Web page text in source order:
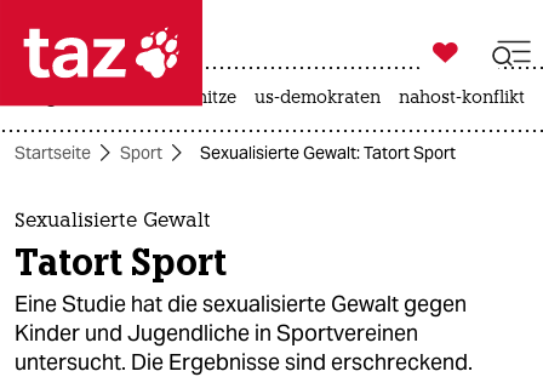
 taz zahl ich
taz zahl ich
themen
politik
öko

taz zahl ich
hitze us-demokraten nahost-konflikt
Startseite Sport Sexualisierte Gewalt: Tatort Sport
Sexualisierte Gewalt
Tatort Sport
Eine Studie hat die sexualisierte Gewalt gegen
Kinder und Jugendliche in Sportvereinen
untersucht. Die Ergebnisse sind erschreckend.